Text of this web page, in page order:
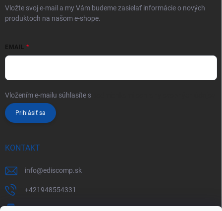
Vložte svoj e-mail a my Vám budeme zasielať informácie o nových
produktoch na našom e-shope.
EMAIL
Vložením e-mailu súhlasíte s
Prihlásiť sa
KONTAKT
info@ediscomp.sk
+421948554331